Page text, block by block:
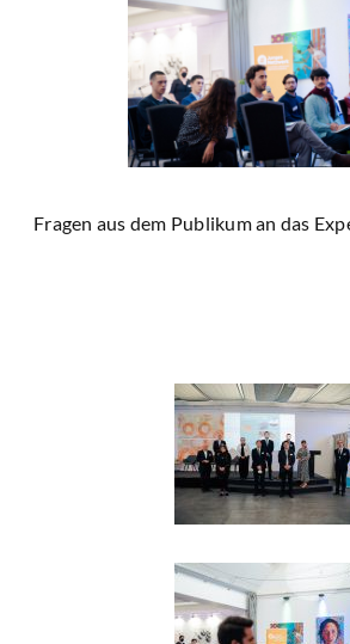
Fragen aus dem Publikum an das